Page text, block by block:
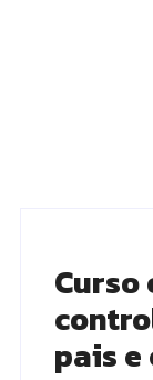
Curso
pais e